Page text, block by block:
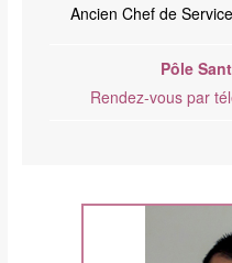
Ancien Chef de
Pôle
Rendez-vous par